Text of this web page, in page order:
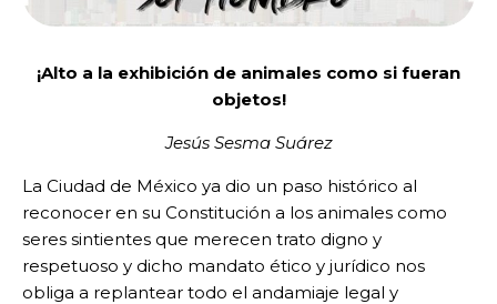
¡Alto a la exhibición de animales como si fueran
objetos!
Jesús Sesma Suárez
La Ciudad de México ya dio un paso histórico al
reconocer en su Constitución a los animales como
seres sintientes que merecen trato digno y
respetuoso y dicho mandato ético y jurídico nos
obliga a replantear todo el andamiaje legal y